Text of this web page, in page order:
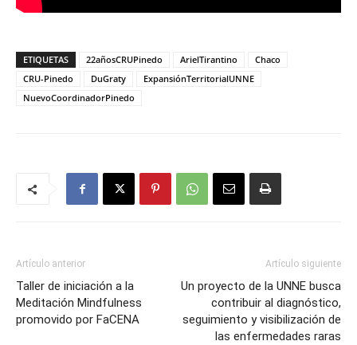
ETIQUETAS 22añosCRUPinedo ArielTirantino
Chaco
CRU-Pinedo
DuGraty
ExpansiónTerritorialUNNE
NuevoCoordinadorPinedo
Artículo anterior
Taller de iniciación a la
Meditación Mindfulness
promovido por FaCENA
Artículo siguiente
Un proyecto de la UNNE busca
contribuir al diagnóstico,
seguimiento y visibilización de
las enfermedades raras